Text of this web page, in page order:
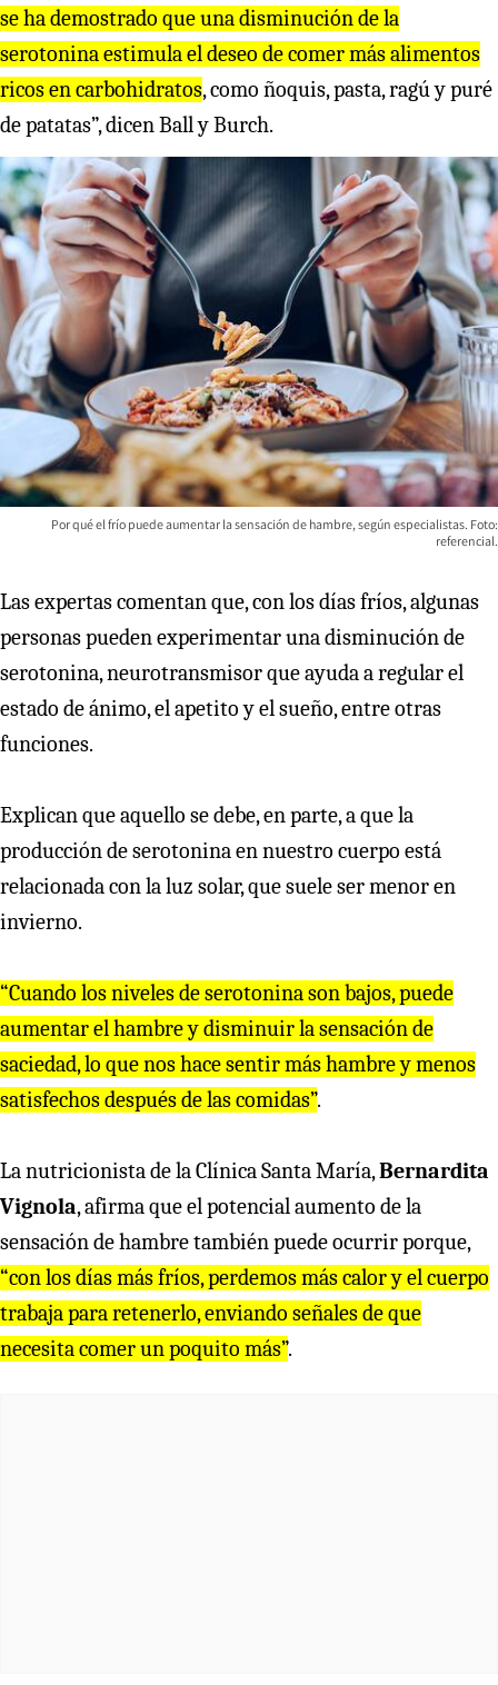
se ha demostrado que una disminución de la
serotonina estimula el deseo de comer más alimentos
ricos en carbohidratos, como ñoquis, pasta, ragú y puré
de patatas”, dicen Ball y Burch.
Por qué el frío puede aumentar la sensación de hambre, según especialistas. Foto:
referencial.
Las expertas comentan que, con los días fríos, algunas
personas pueden experimentar una disminución de
serotonina, neurotransmisor que ayuda a regular el
estado de ánimo, el apetito y el sueño, entre otras
funciones.
Explican que aquello se debe, en parte, a que la
producción de serotonina en nuestro cuerpo está
relacionada con la luz solar, que suele ser menor en
invierno.
“Cuando los niveles de serotonina son bajos, puede
aumentar el hambre y disminuir la sensación de
saciedad, lo que nos hace sentir más hambre y menos
satisfechos después de las comidas”.
La nutricionista de la Clínica Santa María,Bernardita
Vignola, afirma que el potencial aumento de la
sensación de hambre también puede ocurrir porque,
“con los días más fríos, perdemos más calor y el cuerpo
trabaja para retenerlo, enviando señales de que
necesita comer un poquito más”.